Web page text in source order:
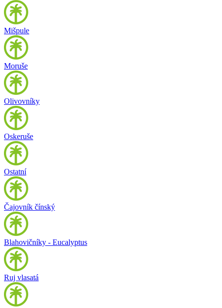
Mišpule
Moruše
Olivovníky
Oskeruše
Ostatní
Čajovník čínský
Blahovičníky - Eucalyptus
Ruj vlasatá